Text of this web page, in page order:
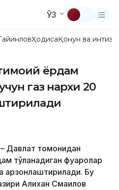
ЎЗ
ҲодисаҚонун ва
ёрдам
газ нархи 20
Давлат томонидан
тўланадиган фуқаролар
арзонлаштирилади. Бу
Алихан Смаилов